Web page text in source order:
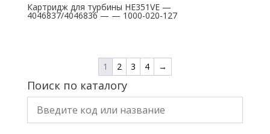
Картридж для турбины HE351VE —
4046837/4046836 — — 1000-020-127
1 2 3 4 →
Поиск по каталогу